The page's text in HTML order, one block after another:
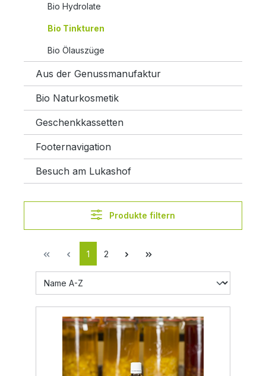
Bio Hydrolate
Bio Tinkturen
Bio Ölauszüge
Aus der Genussmanufaktur
Bio Naturkosmetik
Geschenkkassetten
Footernavigation
Besuch am Lukashof
Produkte filtern
1 2